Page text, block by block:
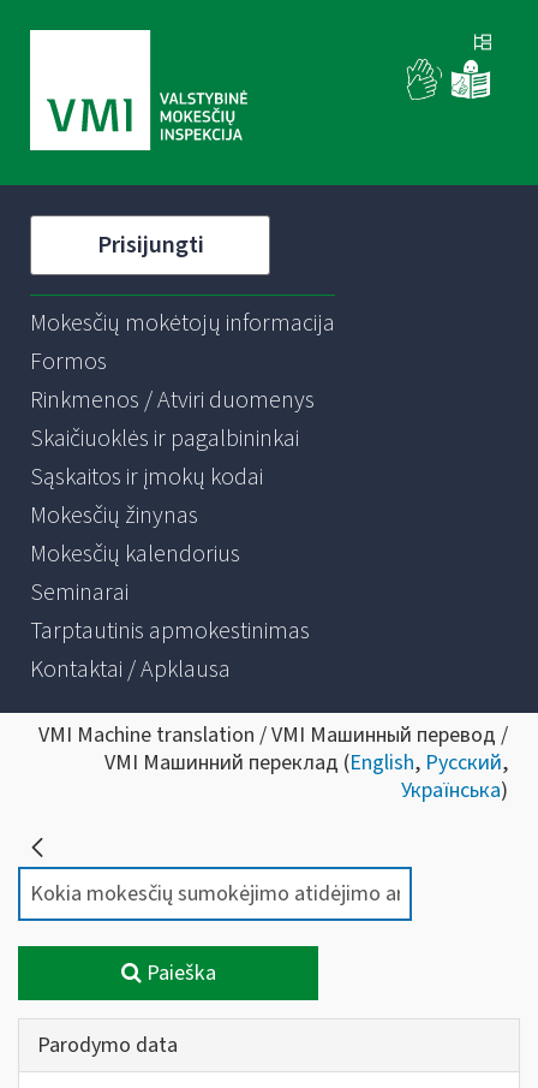
Prisijungti
Mokesčių mokėtojų informacija
Formos
Rinkmenos / Atviri duomenys
Skaičiuoklės ir pagalbininkai
Sąskaitos ir įmokų kodai
Mokesčių žinynas
Mokesčių kalendorius
Seminarai
Tarptautinis apmokestinimas
Kontaktai / Apklausa
VMI Machine translation / VMI Машинный перевод /
VMI Машинний переклад (English, Русский,
Українська)
Paieška
Parodymo data